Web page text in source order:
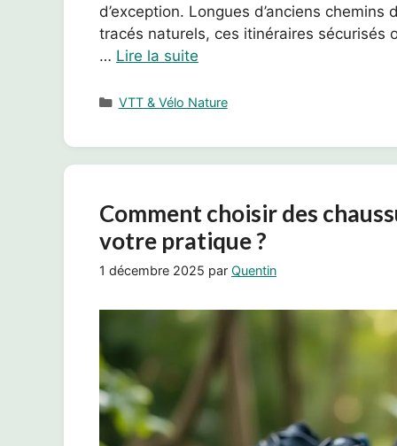
d’exception. Longues d’anciens
tracés naturels, ces itinéraires
… Lire la suite
Catégories
VTT & Vélo Nature
Comment choisir des
votre pratique ?
1 décembre 2025 par Quentin